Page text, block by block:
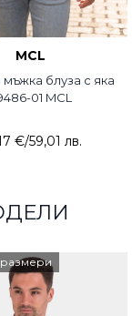
MCL
блуза с яка
01 MCL
€/59,01 лв.